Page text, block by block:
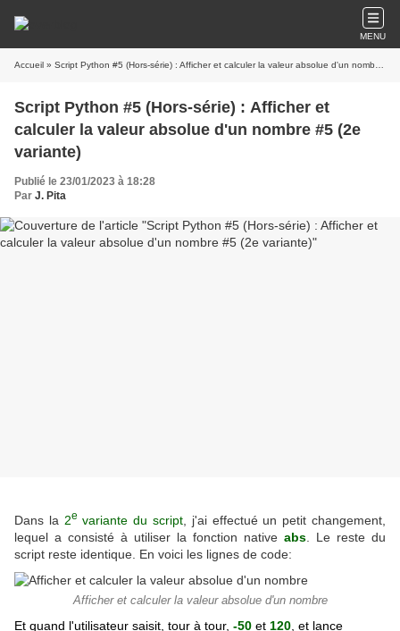
MENU
Accueil » Script Python #5 (Hors-série) : Afficher et calculer la valeur absolue d'un nombre #5 (2e variante)
Script Python #5 (Hors-série) : Afficher et
calculer la valeur absolue d'un nombre #5 (2e
variante)
Publié le 23/01/2023 à 18:28
Par J. Pita
Dans la 2e variante du script , j'ai effectué un petit changement,
lequel a consisté à utiliser la fonction native abs . Le reste du
script reste identique. En voici les lignes de code:
Afficher et calculer la valeur absolue d'un nombre
Et quand l'utilisateur saisit, tour à tour, -50 et 120 , et lance